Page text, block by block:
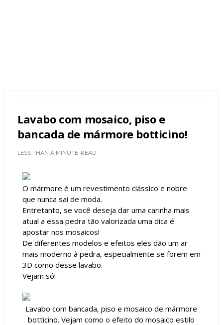
Lavabo com mosaico, piso e
bancada de mármore botticino!
LESS THAN A MINUTE READ
O mármore é um revestimento clássico e nobre
que nunca sai de moda.
Entretanto, se você deseja dar uma carinha mais
atual a essa pedra tão valorizada uma dica é
apostar nos mosaicos!
De diferentes modelos e efeitos eles dão um ar
mais moderno à pedra, especialmente se forem em
3D como desse lavabo.
Vejam só!
Lavabo com bancada, piso e mosaico de mármore
botticino. Vejam como o efeito do mosaico estilo